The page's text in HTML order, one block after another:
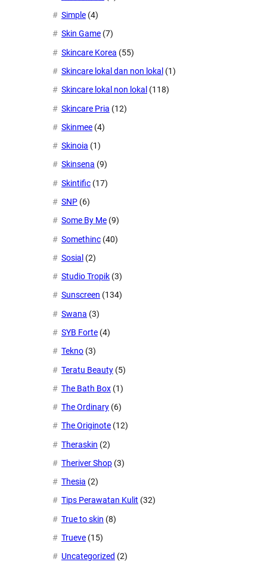
Simple (4)
Skin Game (7)
Skincare Korea (55)
Skincare lokal dan non lokal (1)
Skincare lokal non lokal (118)
Skincare Pria (12)
Skinmee (4)
Skinoia (1)
Skinsena (9)
Skintific (17)
SNP (6)
Some By Me (9)
Somethinc (40)
Sosial (2)
Studio Tropik (3)
Sunscreen (134)
Swana (3)
SYB Forte (4)
Tekno (3)
Teratu Beauty (5)
The Bath Box (1)
The Ordinary (6)
The Originote (12)
Theraskin (2)
Theriver Shop (3)
Thesia (2)
Tips Perawatan Kulit (32)
True to skin (8)
Trueve (15)
Uncategorized (2)